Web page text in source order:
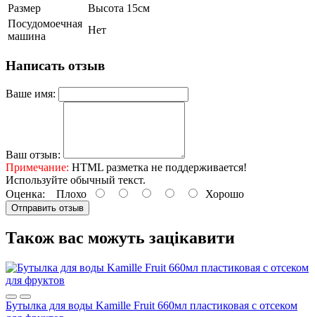
Размер
Высота 15см
Посудомоечная
машина
Нет
Написать отзыв
Ваше имя:
Ваш отзыв:
Примечание: HTML разметка не поддерживается!
Используйте обычный текст.
Оценка: Плохо Хорошо
Отправить отзыв
Також вас можуть зацікавити
Бутылка для воды Kamille Fruit 660мл пластиковая с отсеком